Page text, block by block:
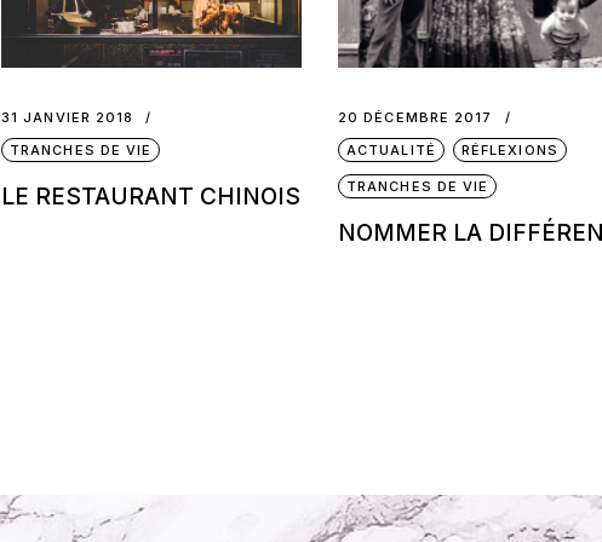
31 JANVIER 2018
TRANCHES DE VIE
LE RESTAURANT CHINOIS
20 DÉCEMBRE 2017
ACTUALITÉ
RÉFLEXIONS
TRANCHES DE VIE
NOMMER LA